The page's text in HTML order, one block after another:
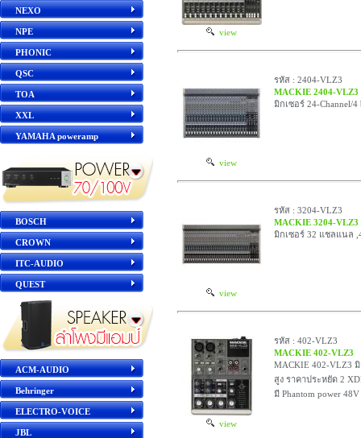
NEXO
NPE
PHONIC
QSC
TOA
XXL
YAMAHA poweramp
BOSCH
CROWN
ITC-AUDIO
QUEST
ACM-AUDIO
Behringer
ELECTRO-VOICE
JBL
view
view
รหัส : 2404-VLZ3
MACKIE 2404-VLZ3
มิกเซอร์ 24-Channel/4
view
รหัส : 3204-VLZ3
MACKIE 3204-VLZ3
มิกเซอร์ 32 แชลแนล ,4
view
รหัส : 402-VLZ3
MACKIE 402-VLZ3
MACKIE 402-VLZ3
สูง ราคาประหยัด 2
มี Phantom power